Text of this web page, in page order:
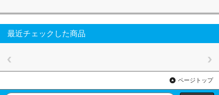
最近チェックした商品
ページトップ